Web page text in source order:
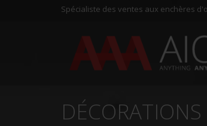
Spécialiste des ventes aux enchères
DÉCORATIONS